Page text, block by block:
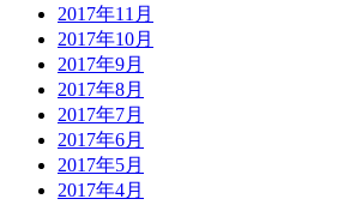
2017年11月
2017年10月
2017年9月
2017年8月
2017年7月
2017年6月
2017年5月
2017年4月